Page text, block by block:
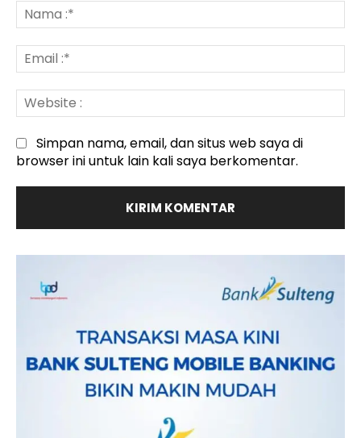
:*
:*
:
Simpan nama, email, dan situs web saya di
browser ini untuk lain kali saya berkomentar.